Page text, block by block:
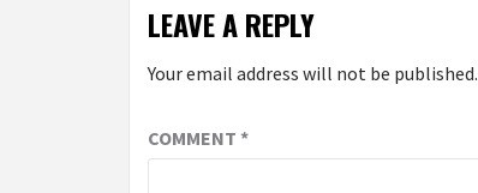
LEAVE A REPLY
Your email address will not be published.
COMMENT *